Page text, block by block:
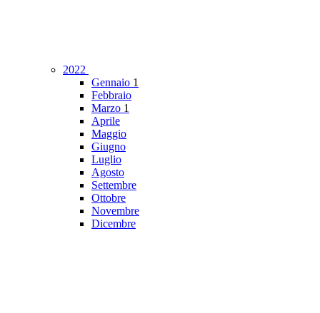
2022
Gennaio 1
Febbraio
Marzo 1
Aprile
Maggio
Giugno
Luglio
Agosto
Settembre
Ottobre
Novembre
Dicembre